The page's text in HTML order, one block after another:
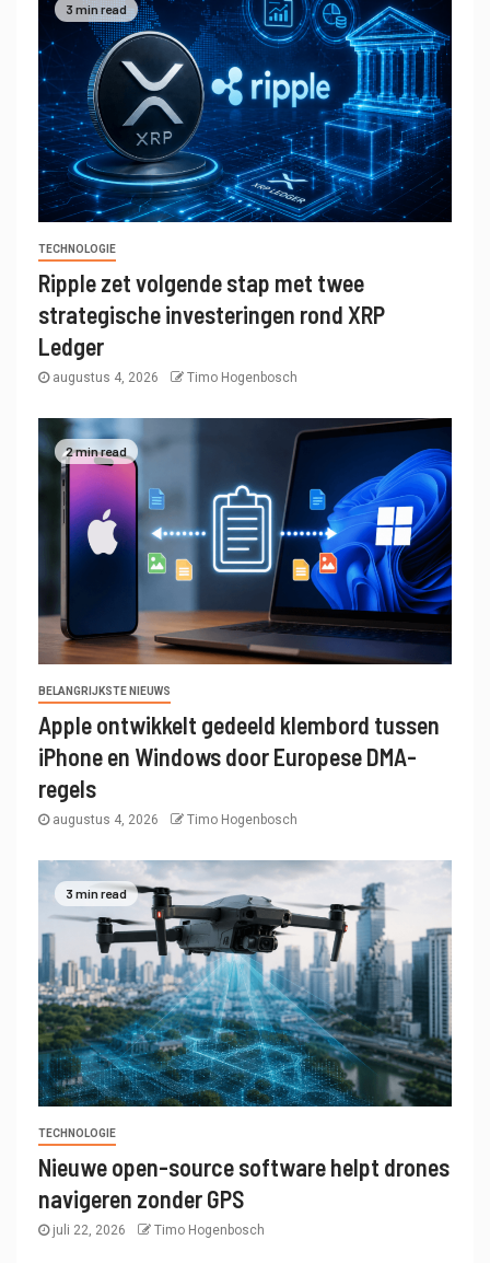
3 min read
TECHNOLOGIE
Ripple zet volgende stap met twee
strategische investeringen rond XRP
Ledger
augustus 4, 2026 Timo Hogenbosch
2 min read
BELANGRIJKSTE NIEUWS
Apple ontwikkelt gedeeld klembord tussen
iPhone en Windows door Europese DMA-
regels
augustus 4, 2026 Timo Hogenbosch
3 min read
TECHNOLOGIE
Nieuwe open-source software helpt drones
navigeren zonder GPS
juli 22, 2026 Timo Hogenbosch